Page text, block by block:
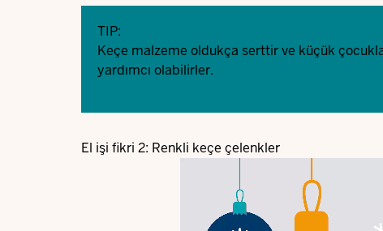
TIP:
Keçe malzeme oldukça serttir ve küçük
yardımcı olabilirler.
El işi fikri 2: Renkli keçe çelenkler